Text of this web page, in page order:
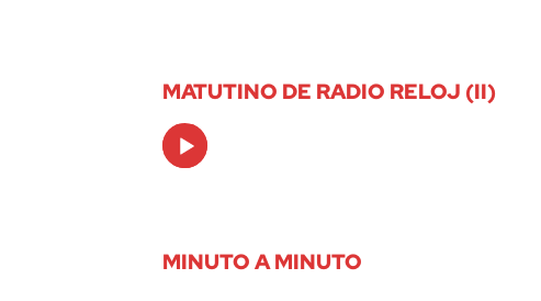
MATUTINO DE RADIO RELOJ (II)
Audio
Player
MINUTO A MINUTO